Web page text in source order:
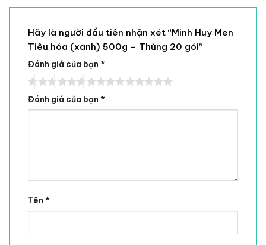
Hãy là người đầu tiên nhận xét “Minh Huy Men
Tiêu hóa (xanh) 500g – Thùng 20 gói”
Đánh giá của bạn *
Đánh giá của bạn *
Tên *